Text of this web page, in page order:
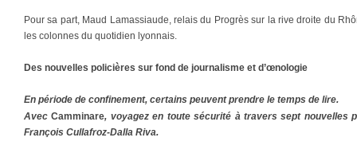
Pour sa part, Maud Lamassiaude, relais du Progrès sur la rive droite du
les colonnes du quotidien lyonnais.
Des nouvelles policières sur fond de journalisme et d’œnologie
En période de confinement, certains peuvent prendre le temps de lire.
AvecCamminare, voyagez en toute sécurité à travers sept nouvelles
François Cullafroz-Dalla Riva.